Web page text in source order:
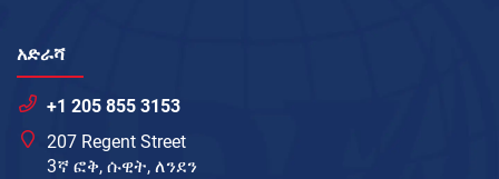
አድራሻ
+1 205 855 3153
207 Regent Street
3ኛ ፎቅ, ሱዊት, ለንደን